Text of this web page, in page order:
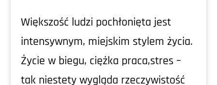
Większość ludzi pochłonięta jest
intensywnym, miejskim stylem życia.
Życie w biegu, ciężka praca,stres –
tak niestety wygląda rzeczywistość